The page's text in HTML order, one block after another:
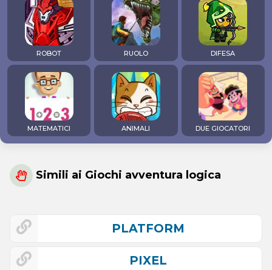
ROBOT RUOLO DIFESA
MATEMATICI ANIMALI DUE GIOCATORI
Simili ai Giochi avventura logica
PLATFORM
PIXEL